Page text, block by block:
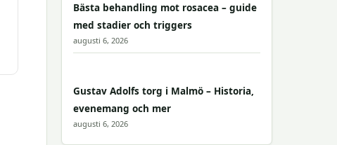
Bästa behandling mot rosacea – guide
med stadier och triggers
augusti 6, 2026
Gustav Adolfs torg i Malmö – Historia,
evenemang och mer
augusti 6, 2026